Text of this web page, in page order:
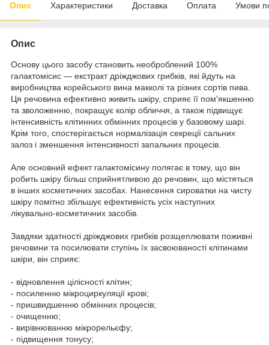
Опис Характеристики Доставка Оплата Умови
Опис
Основу цього засобу становить необроблений 100%
галактомісис — екстракт дріжджових грибків, які йдуть на
виробництва корейського вина макколі та різних сортів пива.
Ця речовина ефективно живить шкіру, сприяє її пом'якшенню
та зволоженню, покращує колір обличчя, а також підвищує
інтенсивність клітинних обмінних процесів у базовому шарі.
Крім того, спостерігається нормалізація секреції сальних
залоз і зменшення інтенсивності запальних процесів.
Але основний ефект галактомісину полягає в тому, що він
робить шкіру більш сприйнятливою до речовин, що містяться
в інших косметичних засобах. Нанесення сироватки на чисту
шкіру помітно збільшує ефективність усіх наступних
лікувально-косметичних засобів.
Завдяки здатності дріжджових грибків розщеплювати поживні
речовини та посилювати ступінь їх засвоюваності клітинами
шкіри, він сприяє:
- відновлення цілісності клітин;
- посиленню мікроциркуляції крові;
- пришвидшенню обмінних процесів;
- очищенню;
- вирівнюванню мікрорельєфу;
- підвищення тонусу;